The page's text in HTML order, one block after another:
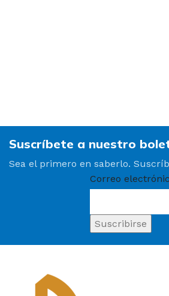
Suscríbete a nuestro
Sea el primero en saberlo.
Correo